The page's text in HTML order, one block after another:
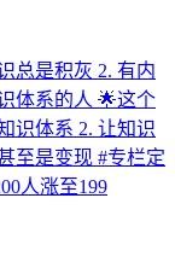
总是积灰 2. 有内
体系的人 🌟这个
识体系 2. 让知识
至是变现 #专栏定
人涨至199